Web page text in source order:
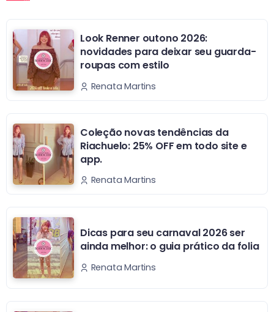
Look Renner outono 2026:
novidades para deixar seu guarda-
roupas com estilo
Renata Martins
Coleção novas tendências da
Riachuelo: 25% OFF em todo site e
app.
Renata Martins
Dicas para seu carnaval 2026 ser
ainda melhor: o guia prático da folia
Renata Martins